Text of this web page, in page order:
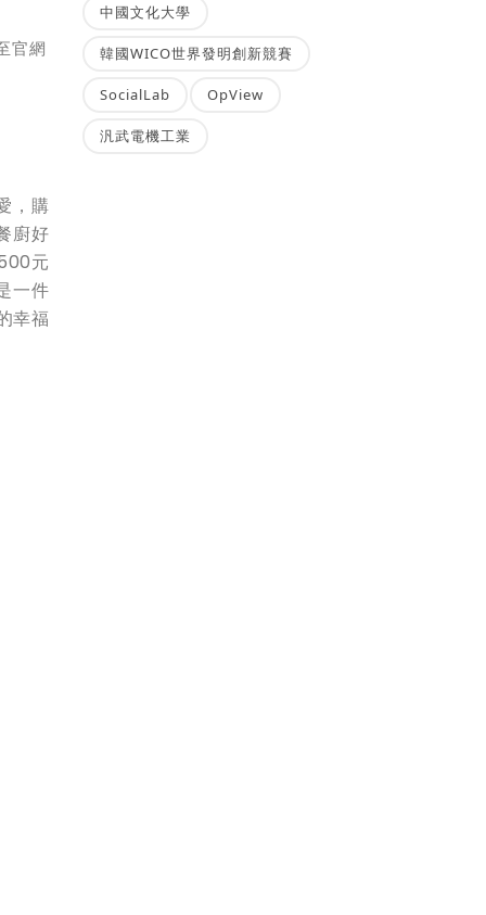
官網
，購
廚好
元
一件
幸福
中國文化大學
韓國WICO世界發明創新競賽
SocialLab OpView
汎武電機工業